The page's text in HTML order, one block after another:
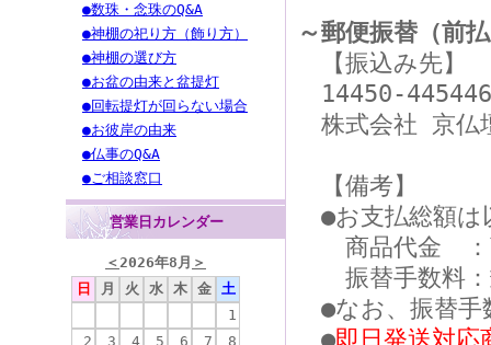
●数珠・念珠のQ&A
●神棚の祀り方（飾り方）
●神棚の選び方
●お盆の由来と盆提灯
●回転提灯が回らない場合
●お彼岸の由来
●仏事のQ&A
●ご相談窓口
営業日カレンダー
＜2026年8月 ＞
日
月 火 水 木 金
土
1
2
3 4 5 6 7
8
～郵便振替（前
【振込み先】
14450-
株式会社 京仏
【備考】
●お支払総額は
商品代金 ：
振替手数料：
●なお、振替手
●即日発送対